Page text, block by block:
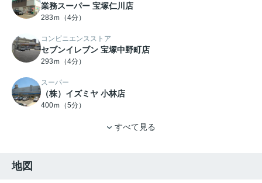
業務スーパー 宝塚仁川店
283ｍ（4分）
コンビニエンスストア
セブンイレブン 宝塚中野町店
293ｍ（4分）
スーパー
（株）イズミヤ 小林店
400ｍ（5分）
すべて見る
地図